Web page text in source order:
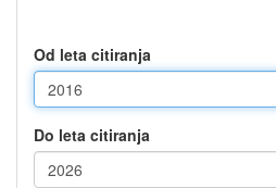
Od leta citiranja
Do leta citiranja